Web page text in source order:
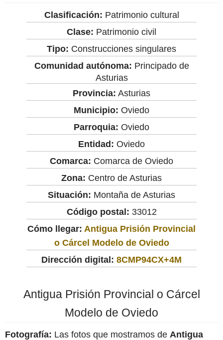
Clasificación: Patrimonio cultural
Clase: Patrimonio civil
Tipo: Construcciones singulares
Comunidad autónoma: Principado de
Asturias
Provincia: Asturias
Municipio: Oviedo
Parroquia: Oviedo
Entidad: Oviedo
Comarca: Comarca de Oviedo
Zona: Centro de Asturias
Situación: Montaña de Asturias
Código postal: 33012
Cómo llegar: Antigua Prisión Provincial
o Cárcel Modelo de Oviedo
Dirección digital: 8CMP94CX+4M
Antigua Prisión Provincial o Cárcel
Modelo de Oviedo
Fotografía: Las fotos que mostramos de Antigua